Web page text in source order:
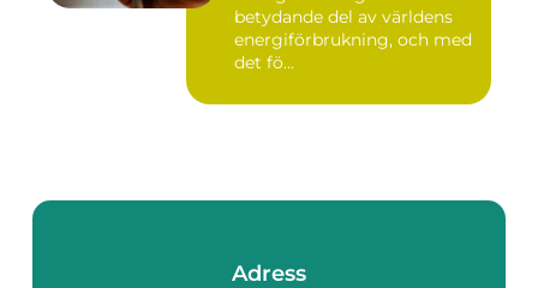
betydande del av världens
energiförbrukning, och med
det fö...
Adress